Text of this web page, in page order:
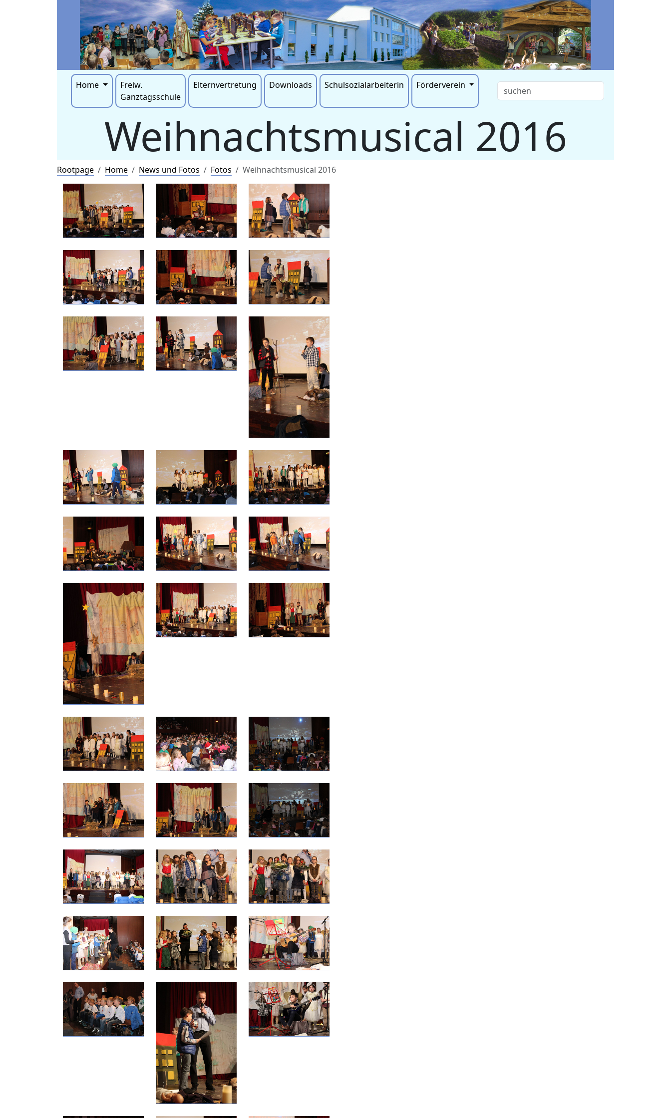
Home
Freiw.
Ganztagsschule
Elternvertretung Downloads Schulsozialarbeiterin Förderverein
Weihnachtsmusical 2016
Rootpage Home News und Fotos Fotos Weihnachtsmusical 2016